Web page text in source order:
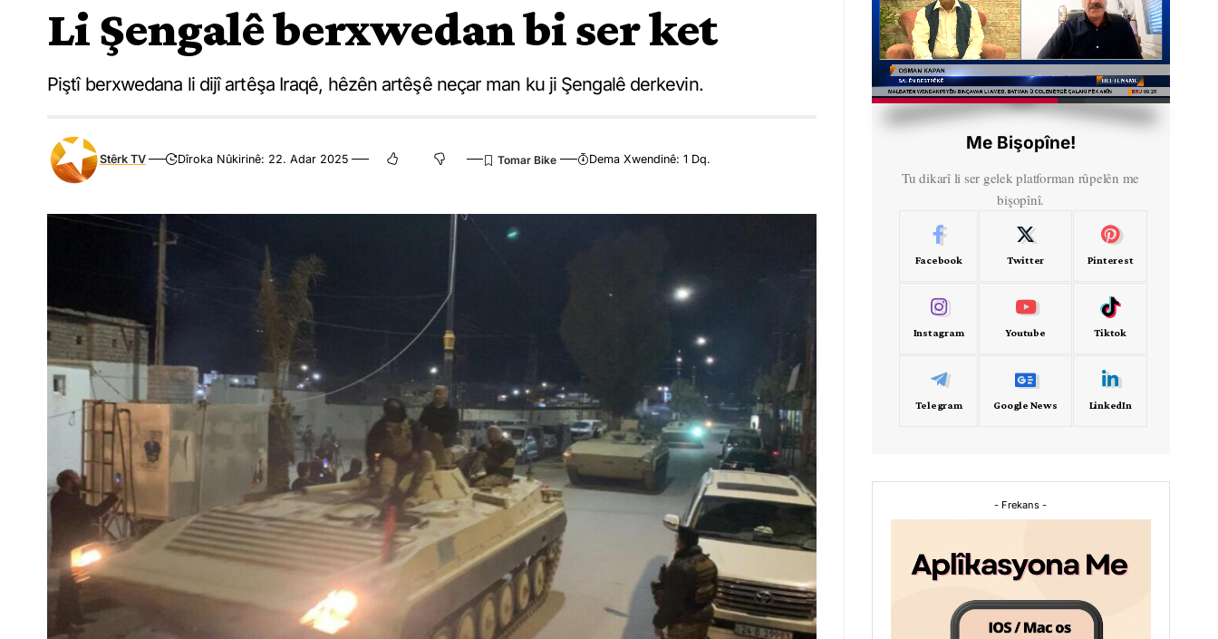
Li Şengalê berxwedan bi ser ket
Piştî berxwedana li dijî artêşa Iraqê, hêzên artêşê neçar man ku ji Şengalê derkevin.
Stêrk TV Dîroka Nûkirinê: 22. Adar 2025 Dema Xwendinê: 1 Dq.
Me Bişopîne!
Tu dikarî li ser gelek platforman rûpelên me
bişopînî.
Facebook Twitter Pinterest
Instagram Youtube Tiktok
Telegram Google News LinkedIn
- Frekans -